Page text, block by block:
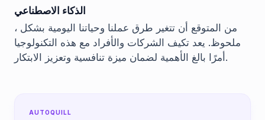
الذكاء الاصطناعي
، من المتوقع أن تتغير طرق عملنا وحياتنا اليومية بشكل
ملحوظ. يعد تكيف الشركات والأفراد مع هذه التكنولوجيا
أمرًا بالغ الأهمية لضمان ميزة تنافسية وتعزيز الابتكار.
AUTOQUILL